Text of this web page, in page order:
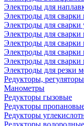
Электроды для
Электроды для
Электроды для сварки
Электроды для сварки
Электроды для сварки
Электроды для
Электроды для сварки
Электроды для резки
Редукторы,
Манометры
Редукторы гызовые
Редукторы
Редукторы
Редукторы водородные